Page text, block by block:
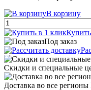
В корзину
Под заказ
Скидки и специальные
Доставка во все